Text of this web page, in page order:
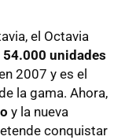
el Octavia
54.000 unidades
2007 y es el
la gama. Ahora,
y la nueva
conquistar